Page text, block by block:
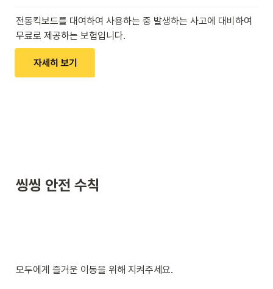
전동킥보드를 대여하여 사용하는 중 발생하는 사고에 대비하여
무료로 제공하는 보험입니다.
씽씽 안전 수칙
모두에게 즐거운 이동을 위해 지켜주세요.